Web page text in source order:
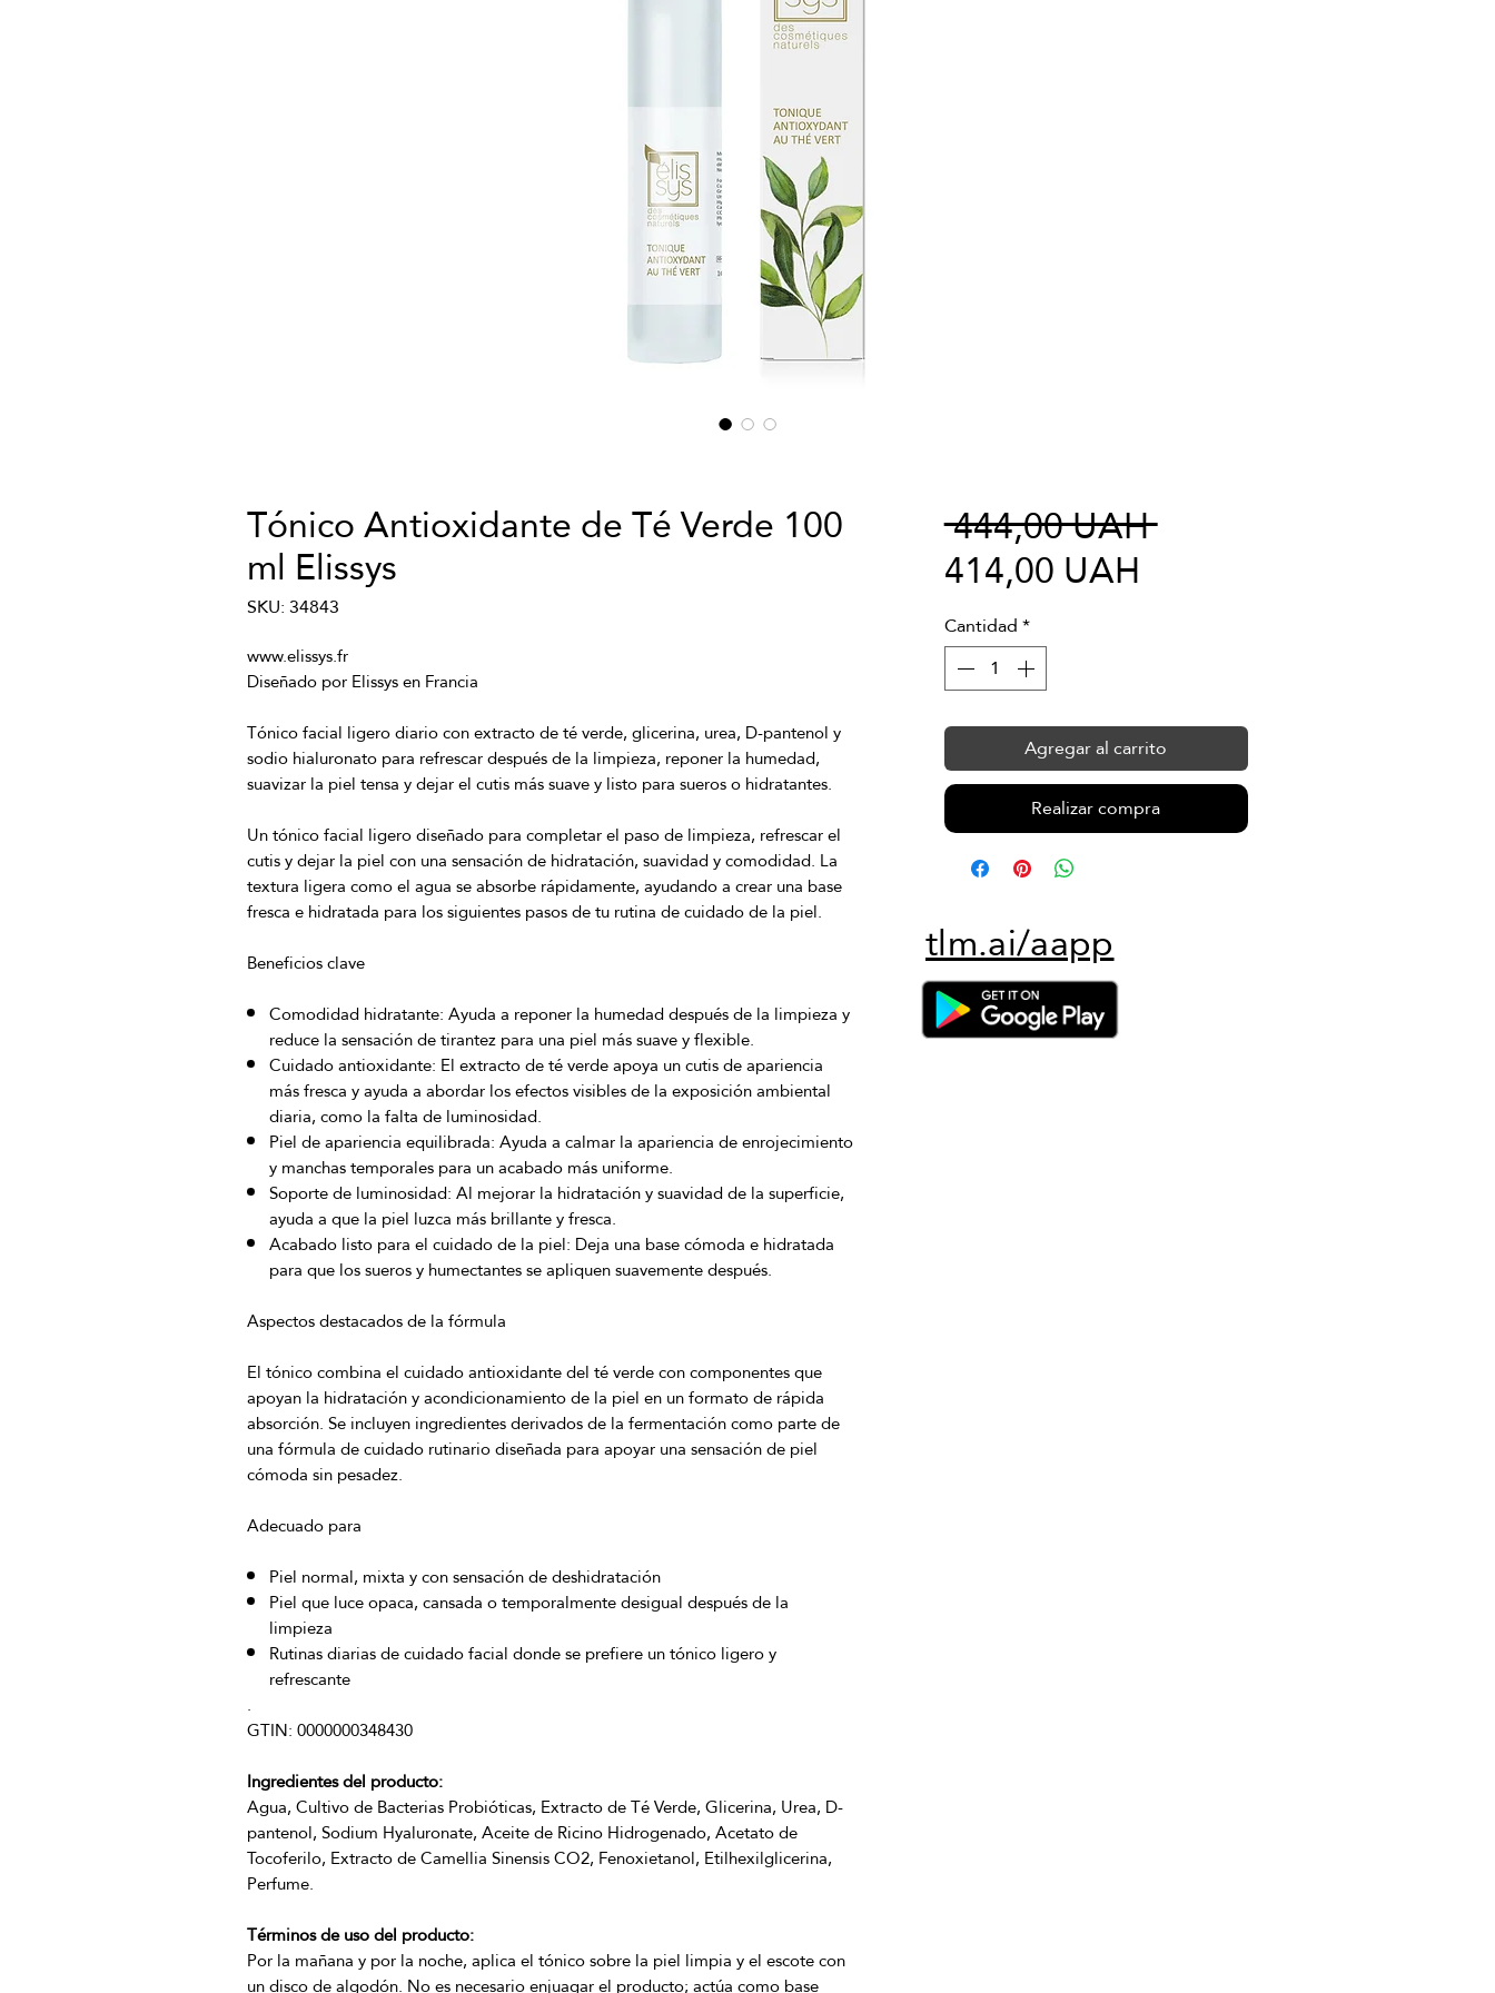
Tónico Antioxidante de Té Verde 100
ml Elissys
SKU: 34843
Tónico facial ligero diario con extracto de té verde, glicerina, urea, D-pantenol y
sodio hialuronato para refrescar después de la limpieza, reponer la humedad,
Un tónico facial ligero diseñado para completar el paso de limpieza, refrescar el
cutis y dejar la piel con una sensación de hidratación, suavidad y comodidad. La
textura ligera como el agua se absorbe rápidamente, ayudando a crear una base
fresca e hidratada para los siguientes pasos de tu rutina de cuidado de la piel.
Beneficios clave
Comodidad hidratante:Ayuda a reponer la humedad después de la limpieza y
reduce la sensación de tirantez para una piel más suave y flexible.
Cuidado antioxidante: El extracto de té verde apoya un cutis de apariencia
más fresca y ayuda a abordar los efectos visibles de la exposición ambiental
diaria, como la falta de luminosidad.
Piel de apariencia equilibrada:Ayuda a calmar la apariencia de enrojecimiento
y manchas temporales para un acabado más uniforme.
Soporte de luminosidad:Al mejorar la hidratación y suavidad de la superficie,
ayuda a que la piel luzca más brillante y fresca.
Acabado listo para el cuidado de la piel: Deja una base cómoda e hidratada
para que los sueros y humectantes se apliquen suavemente después.
Aspectos destacados de la fórmula
El tónico combina el cuidado antioxidante del té verde con componentes que
apoyan la hidratación y acondicionamiento de la piel en un formato de rápida
absorción. Se incluyen ingredientes derivados de la fermentación como parte de
una fórmula de cuidado rutinario diseñada para apoyar una sensación de piel
cómoda sin pesadez.
Adecuado para
Piel normal, mixta y con sensación de deshidratación
Piel que luce opaca, cansada o temporalmente desigual después de la
limpieza
Rutinas diarias de cuidado facial donde se prefiere un tónico ligero y
refrescante
Ingredientes del producto:
Agua, Cultivo de Bacterias Probióticas, Extracto de Té Verde, Glicerina, Urea, D-
pantenol, Sodium Hyaluronate, Aceite de Ricino Hidrogenado, Acetato de
Tocoferilo, Extracto de Camellia Sinensis CO2, Fenoxietanol, Etilhexilglicerina,
Términos de uso del producto:
Por la mañana y por la noche, aplica el tónico sobre la piel limpia y el escote con
un disco de algodón. No es necesario enjuagar el producto; actúa como base
444,00 UAH Precio
414,00 UAH
Cantidad*
Agregar al carrito
Realizar compra
tlm.ai/aapp